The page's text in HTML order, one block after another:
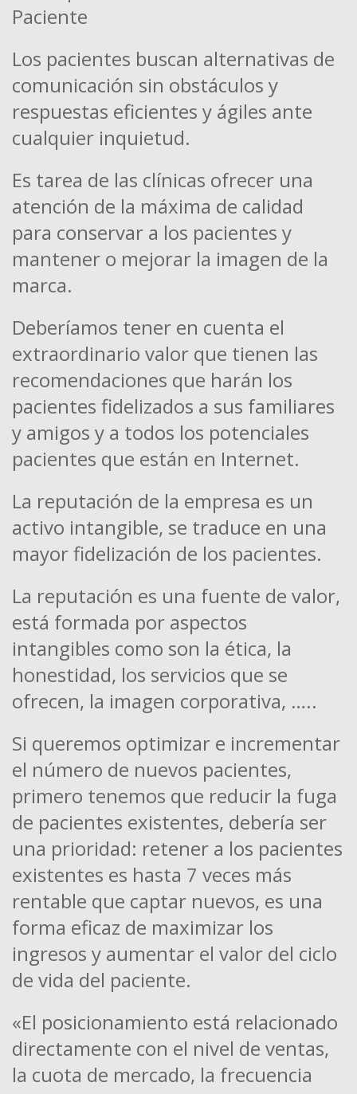
Paciente
Los pacientes buscan alternativas de
comunicación sin obstáculos y
respuestas eficientes y ágiles ante
cualquier inquietud.
Es tarea de las clínicas ofrecer una
atención de la máxima de calidad
para conservar a los pacientes y
mantener o mejorar la imagen de la
marca.
Deberíamos tener en cuenta el
extraordinario valor que tienen las
recomendaciones que harán los
pacientes fidelizados a sus familiares
y amigos y a todos los potenciales
pacientes que están en Internet.
La reputación de la empresa es un
activo intangible, se traduce en una
mayor fidelización de los pacientes.
La reputación es una fuente de valor,
está formada por aspectos
intangibles como son la ética, la
honestidad, los servicios que se
ofrecen, la imagen corporativa, …..
Si queremos optimizar e incrementar
el número de nuevos pacientes,
primero tenemos que reducir la fuga
de pacientes existentes, debería ser
una prioridad: retener a los pacientes
existentes es hasta 7 veces más
rentable que captar nuevos, es una
forma eficaz de maximizar los
ingresos y aumentar el valor del ciclo
de vida del paciente.
«El posicionamiento está relacionado
directamente con el nivel de ventas,
la cuota de mercado, la frecuencia